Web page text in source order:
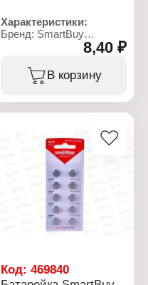
Характеристики:
Бренд: SmartBuy
Артикул: SBBB-AG11-
Серия: BUTTON CELLS
Тип товара: Батарейка
алкалиновая (щелочная)
Напряжение: 1,5 В
Количество в упаковке:
Размер: 7,9х7,9x2,15 мм
Условия хранения: от -20
Взаимозаместимость:
361, LR721
8,40 ₽
В корзину
Код:469840